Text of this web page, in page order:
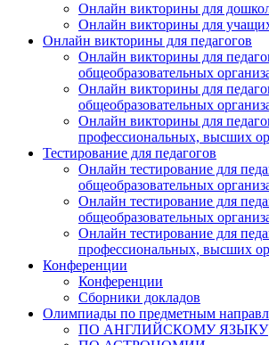
Онлайн викторины для
Онлайн викторины для
Онлайн викторины для педагогов
Онлайн викторины для
общеобразовательных
Онлайн викторины для
общеобразовательных
Онлайн викторины для
профессиональных, высших
Тестирование для педагогов
Онлайн тестирование для
общеобразовательных
Онлайн тестирование для
общеобразовательных
Онлайн тестирование для
профессиональных, высших
Конференции
Конференции
Сборники докладов
Олимпиады по предметным
ПО АНГЛИЙСКОМУ ЯЗЫКУ